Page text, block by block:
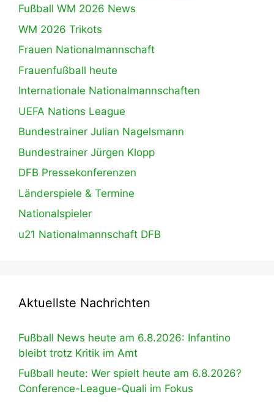
Fußball WM 2026 News
WM 2026 Trikots
Frauen Nationalmannschaft
Frauenfußball heute
Internationale Nationalmannschaften
UEFA Nations League
Bundestrainer Julian Nagelsmann
Bundestrainer Jürgen Klopp
DFB Pressekonferenzen
Länderspiele & Termine
Nationalspieler
u21 Nationalmannschaft DFB
Aktuellste Nachrichten
Fußball News heute am 6.8.2026: Infantino
bleibt trotz Kritik im Amt
Fußball heute: Wer spielt heute am 6.8.2026?
Conference-League-Quali im Fokus